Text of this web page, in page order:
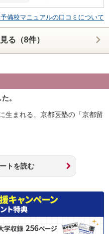
。また、校舎は清掃員を雇っている事も
週カウンセリングを義務付けられている
ますが、それに見合うだけの学習環境及
ち取る覚悟を持ってから入塾するべきだ
ート体制。生徒本人のレベルに合った授
。集団授業で疑問に思った事を直ぐに解
ありがたかったです。
不適切な口コミを報告する
備校マニュアルの口コミについて
る（8件）
。
生まれる、京都医塾の「京都留
トを読む